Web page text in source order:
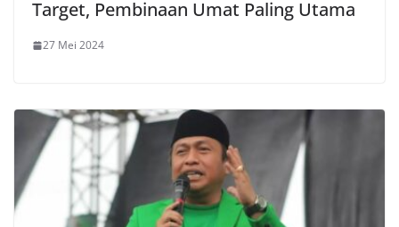
Target, Pembinaan Umat Paling Utama
27 Mei 2024